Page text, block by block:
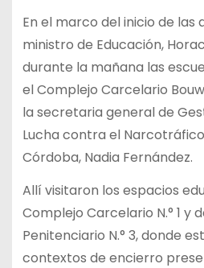
En el marco del inicio de las
ministro de Educación,
durante la mañana las
el Complejo Carcelario
la secretaria general de
Lucha contra el
Córdoba, Nadia Fernández.
Allí visitaron los espacios
Complejo Carcelario N.° 1 y
Penitenciario N.° 3, donde
contextos de encierro